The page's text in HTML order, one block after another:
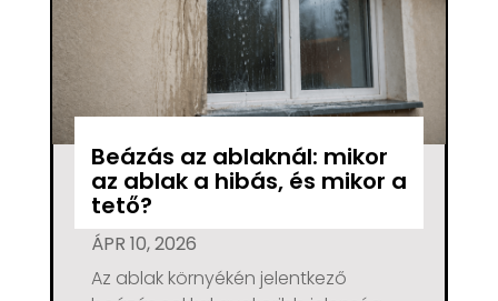
Beázás az ablaknál: mikor
az ablak a hibás, és mikor a
tető?
ÁPR 10, 2026
Az ablak környékén jelentkező